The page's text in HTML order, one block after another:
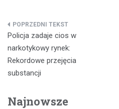
Nawigacja
wpisu
Policja zadaje cios w
narkotykowy rynek:
Rekordowe przejęcia
substancji
Najnowsze